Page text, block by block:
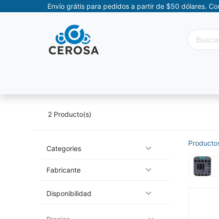
Envío grátis para pedidos a partir de $50 dólares.
2 Producto(s)
Categories
Fabricante
Disponibilidad